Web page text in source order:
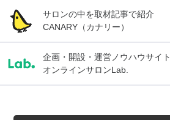
サロンの中を取材記事で紹介
CANARY（カナリー）
企画・開設・運営ノウハウサイト
オンラインサロンLab.